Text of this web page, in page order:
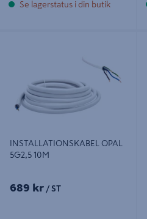
Se lagerstatus i din butik
INSTALLATIONSKABEL OPAL
5G2,5 10M
689 kr / ST